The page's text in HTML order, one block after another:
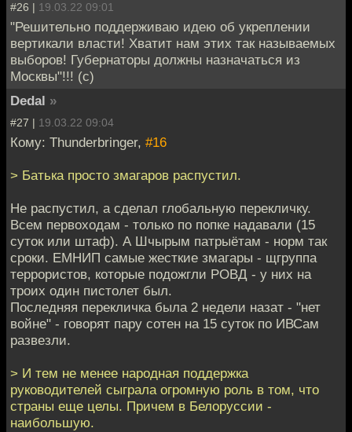
#26 | 19.03.22 09:01
"Решительно поддерживаю идею об укреплении
вертикали власти! Хватит нам этих так называемых
выборов! Губернаторы должны назначаться из
Москвы"!!! (c)
Dedal »
#27 | 19.03.22 09:04
Кому: Thunderbringer, #16
> Батька просто змагаров распустил.
Не распустил, а сделал глобальную перекличку.
Всем первоходам - только по попке надавали (15
суток или штаф). А Шчырым патрыётам - норм так
сроки. ЕМНИП самые жесткие змагары - щгруппа
террористов, которые подожгли РОВД - у них на
троих один пистолет был.
Последняя перекличка была 2 недели назат - "нет
войне" - говорят пару сотен на 15 суток по ИВСам
развезли.
> И тем не менее народная поддержка
руководителей сыграла огромную роль в том, что
страны еще целы. Причем в Белоруссии -
наибольшую.